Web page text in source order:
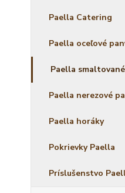
Paella Catering
Paella oceľové
Paella
Paella nerezové
Paella horáky
Pokrievky Paella
Príslušenstvo